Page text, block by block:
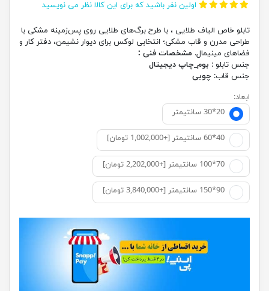
اولین نفر باشید که برای این کالا نظر می نویسید
تابلو خاص الیاف طلایی ، با طرح برگ‌های طلایی روی پس‌زمینه مشکی با
طراحی مدرن و قاب مشکی؛ انتخابی لوکس برای دیوار نشیمن، دفتر کار و
فضاهای مینیمال. مشخصات فنی :
جنس تابلو : بوم_چاپ دیجیتال
جنس قاب: چوبی
ابعاد:
20*30 سانتيمتر
40*60 سانتیمتر [+1,002,000 تومان]
70*100 سانتیمتر [+2,202,000 تومان]
90*150 سانتیمتر [+3,840,000 تومان]